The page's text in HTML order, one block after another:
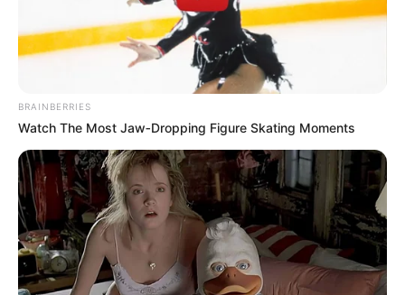
BRAINBERRIES
Watch The Most Jaw‑Dropping Figure Skating Moments